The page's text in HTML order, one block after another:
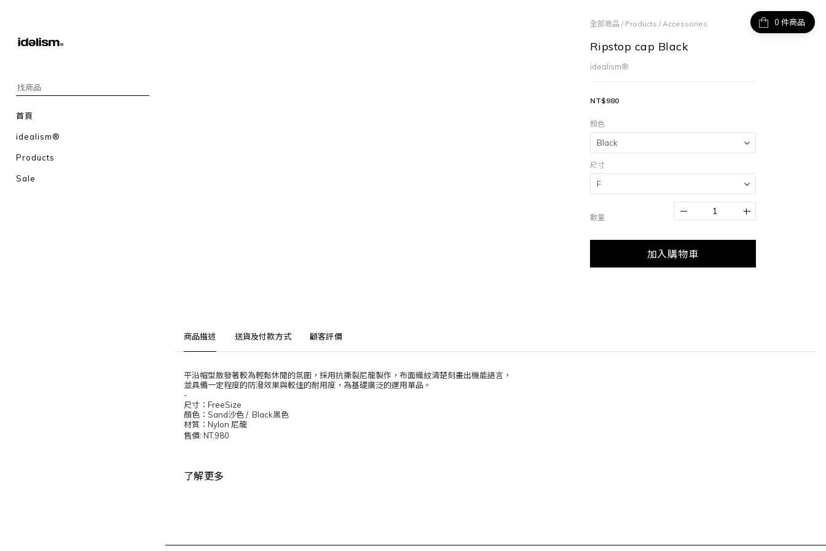
首頁
idealism®
Products
Sale
件商品
全部商品 / Products /Accessories
Ripstop cap Black
idealism®
NT$980
顏色
尺寸
數量
加入購物車
商品描述 送貨及付款方式 顧客評價
平沿帽型散發著較為輕鬆休閒的氛圍，採用抗撕裂尼龍製作，布面織紋清楚刻畫出機能語言，
並具備一定程度的防潑效果與較佳的耐用度，為基礎廣泛的運用單品。
-
尺寸： FreeSize
顏色： Sand沙色/ Black黑色
材質： Nylon 尼龍
售價: NT.980
了解更多